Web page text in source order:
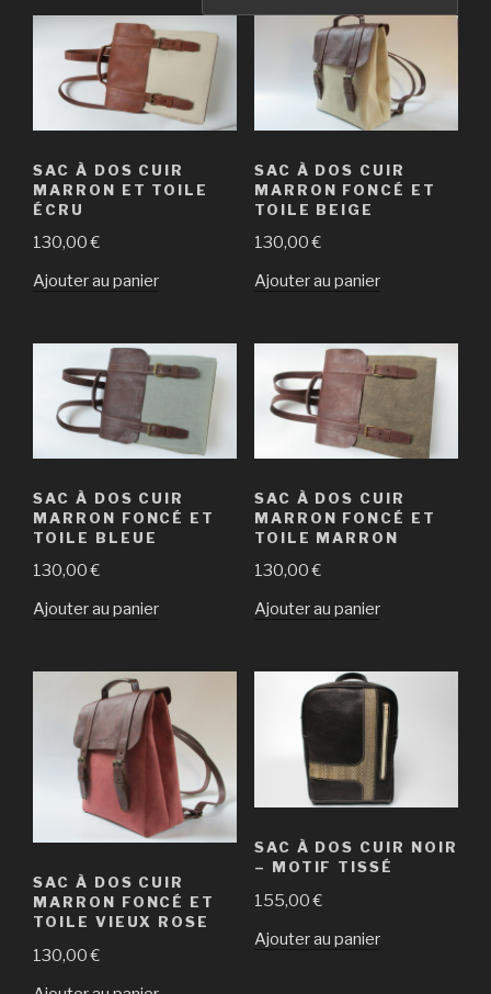
SAC À DOS CUIR
MARRON ET TOILE
ÉCRU
130,00€
Ajouter au panier
SAC À DOS CUIR
MARRON FONCÉ ET
TOILE BEIGE
130,00€
Ajouter au panier
SAC À DOS CUIR
MARRON FONCÉ ET
TOILE BLEUE
130,00€
Ajouter au panier
SAC À DOS CUIR
MARRON FONCÉ ET
TOILE MARRON
130,00€
Ajouter au panier
SAC À DOS CUIR
MARRON FONCÉ ET
TOILE VIEUX ROSE
130,00€
SAC À DOS CUIR NOIR
– MOTIF TISSÉ
155,00€
Ajouter au panier